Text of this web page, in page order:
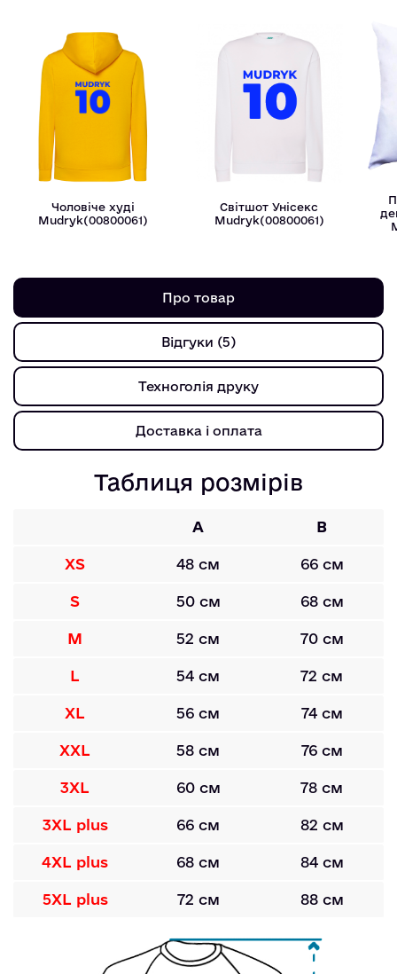
Чоловіче худі
Mudryk(00800061)
Світшот Унісекс
Mudryk(00800061)
Про товар
Відгуки (5)
Техноголія друку
Доставка і оплата
Таблиця розмірів
A B
XS 48 см 66 см
S 50 см 68 см
M 52 см 70 см
L 54 см 72 см
XL 56 см 74 см
XXL 58 см 76 см
3XL 60 см 78 см
3XL plus 66 см 82 см
4XL plus 68 см 84 см
5XL plus 72 см 88 см